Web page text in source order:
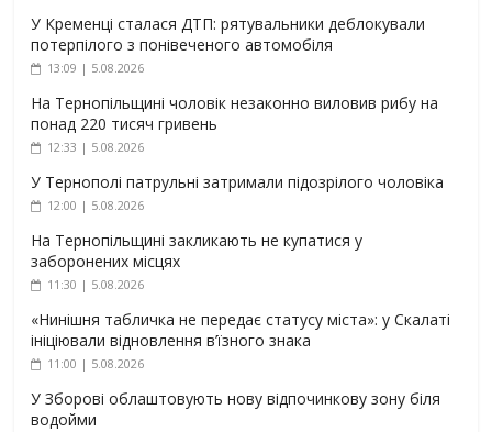
У Кременці сталася ДТП: рятувальники деблокували
потерпілого з понівеченого автомобіля
13:09 | 5.08.2026
На Тернопільщині чоловік незаконно виловив рибу на
понад 220 тисяч гривень
12:33 | 5.08.2026
У Тернополі патрульні затримали підозрілого чоловіка
12:00 | 5.08.2026
На Тернопільщині закликають не купатися у
заборонених місцях
11:30 | 5.08.2026
«Нинішня табличка не передає статусу міста»: у Скалаті
ініціювали відновлення в’їзного знака
11:00 | 5.08.2026
У Зборові облаштовують нову відпочинкову зону біля
водойми